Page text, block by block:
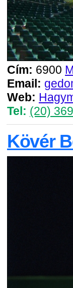
Cím: 6900
Email:
Web:
Tel: (20)
Kövér